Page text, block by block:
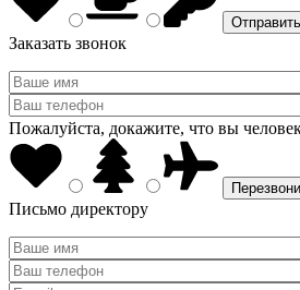
Заказать звонок
Пожалуйста, докажите, что вы
Письмо директору